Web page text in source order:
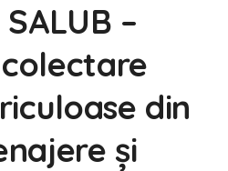
–
din
și